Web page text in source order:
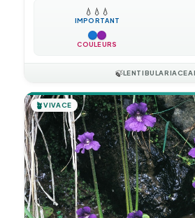
💧 💧 💧
IMPORTANT
COULEURS
🍃
🪴VIVACE